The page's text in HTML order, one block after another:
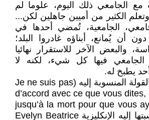
الجامعي ذلك اليوم، علوما لم
الكثير من أميين جاهلين لكن...
الجامعية، تُمضي أحدها في
أن يُمانع، أبناؤه غادروا البلد؛
والبعض الآخر للاستقرار نهائيا
الجامعي فيها كل شيء، لكنه لا
يطبخ له.
لم يقل فولتير يوما القولة المنسوبة إليه (Je ne suis pas
d’accord avec ce que vous
jusqu’à la mort pour que vous
dir-e)، هي قولة نسبتها إليه الإنكليزية Evelyn Beatrice